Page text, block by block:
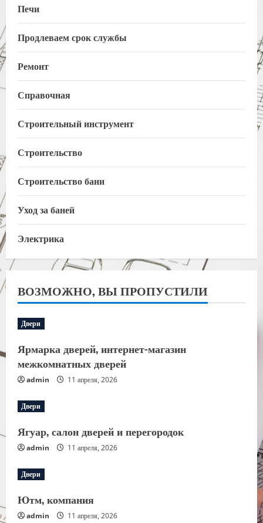
Печи
Продлеваем срок службы
Ремонт
Справочная
Строительный инструмент
Строительство
Строительство бани
Уход за баней
Электрика
ВОЗМОЖНО, ВЫ ПРОПУСТИЛИ
Двери
Ярмарка дверей, интернет-магазин
межкомнатных дверей
admin 11 апреля, 2026
Двери
Ягуар, салон дверей и перегородок
admin 11 апреля, 2026
Двери
Ютм, компания
admin 11 апреля, 2026